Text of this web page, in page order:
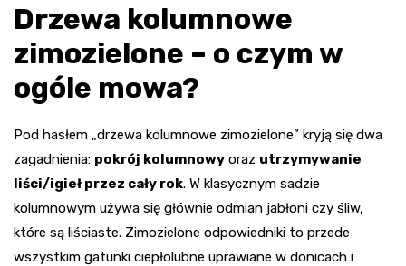
Drzewa kolumnowe
zimozielone – o czym w
ogóle mowa?
Pod hasłem „drzewa kolumnowe zimozielone” kryją się dwa
zagadnienia: pokrój kolumnowy oraz utrzymywanie
liści/igieł przez cały rok. W klasycznym sadzie
kolumnowym używa się głównie odmian jabłoni czy śliw,
które są liściaste. Zimozielone odpowiedniki to przede
wszystkim gatunki ciepłolubne uprawiane w donicach i